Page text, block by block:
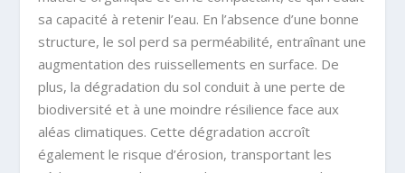
sa capacité à retenir l’eau. En l’absence d’une bonne
structure, le sol perd sa perméabilité, entraînant une
augmentation des ruissellements en surface. De
plus, la dégradation du sol conduit à une perte de
biodiversité et à une moindre résilience face aux
aléas climatiques. Cette dégradation accroît
également le risque d’érosion, transportant les